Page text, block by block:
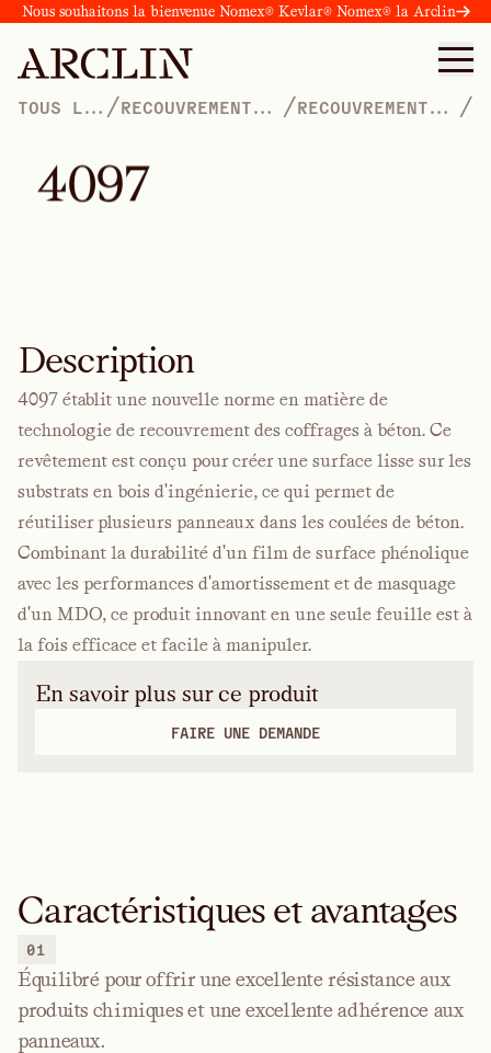
Nous souhaitons la bienvenue Nomex® Kevlar® Nomex® la Arclin
TOUS LES /RECOUVREMENT
/RECOUVREMENTS
/
4097
Description
4097 établit une nouvelle norme en matière de
technologie de recouvrement des coffrages à béton. Ce
revêtement est conçu pour créer une surface lisse sur les
substrats en bois d'ingénierie, ce qui permet de
réutiliser plusieurs panneaux dans les coulées de béton.
Combinant la durabilité d'un film de surface phénolique
avec les performances d'amortissement et de masquage
d'un MDO, ce produit innovant en une seule feuille est à
la fois efficace et facile à manipuler.
En savoir plus sur ce produit
FAIRE UNE DEMANDE
Caractéristiques et avantages
01
Équilibré pour offrir une excellente résistance aux
produits chimiques et une excellente adhérence aux
panneaux.